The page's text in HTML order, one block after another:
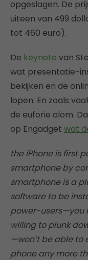
opgeslagen. De
uiteen van 499
tot 460 euro).
De keynote van
wat presentatie-
bekijken en de
lopen. En zoals
de euforie alom.
op Engadget wat
the iPhone is first
smartphone by
smartphone is a
software to be
power-users—you
willing to plunk
—won’t be able to
phone any more